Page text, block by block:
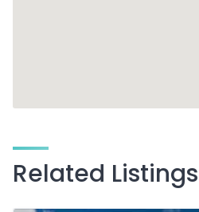
Related Listings